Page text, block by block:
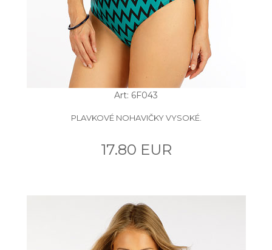
Art: 6F043
PLAVKOVÉ NOHAVIČKY VYSOKÉ.
17.80 EUR